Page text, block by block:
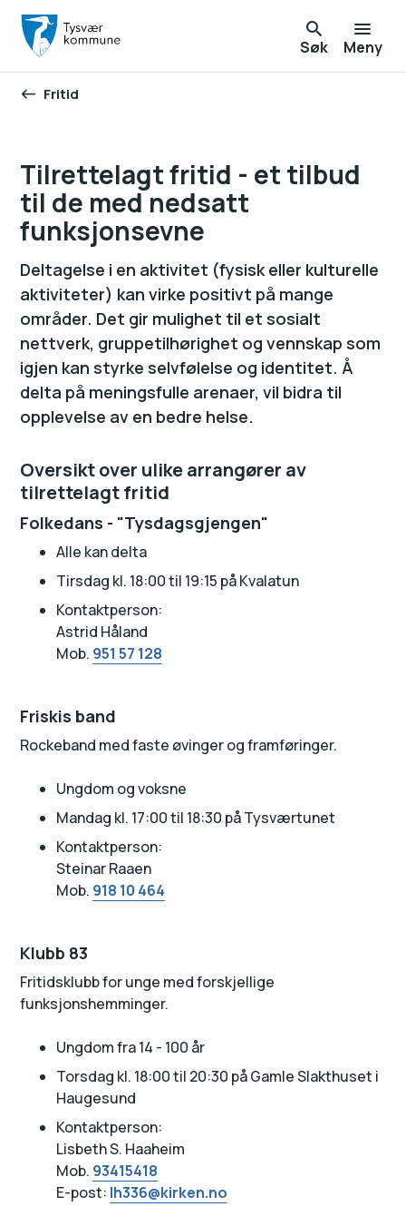
Søk Meny
Du er her:
Fritid
Tilrettelagt fritid - et tilbud
til de med nedsatt
funksjonsevne
Deltagelse i en aktivitet (fysisk eller kulturelle
aktiviteter) kan virke positivt på mange
områder. Det gir mulighet til et sosialt
nettverk, gruppetilhørighet og vennskap som
igjen kan styrke selvfølelse og identitet. Å
delta på meningsfulle arenaer, vil bidra til
opplevelse av en bedre helse.
Oversikt over ulike arrangører av
tilrettelagt fritid
Folkedans - "Tysdagsgjengen"
Alle kan delta
Tirsdag kl. 18:00 til 19:15 på Kvalatun
Kontaktperson:
Astrid Håland
Mob. 951 57 128
Friskis band
Rockeband med faste øvinger og framføringer.
Ungdom og voksne
Mandag kl. 17:00 til 18:30 på Tysværtunet
Kontaktperson:
Steinar Raaen
Mob. 918 10 464
Klubb 83
Fritidsklubb for unge med forskjellige
funksjonshemminger.
Ungdom fra 14 - 100 år
Torsdag kl. 18:00 til 20:30 på Gamle Slakthuset i
Haugesund
Kontaktperson:
Lisbeth S. Haaheim
Mob. 93415418
E-post: lh336@kirken.no